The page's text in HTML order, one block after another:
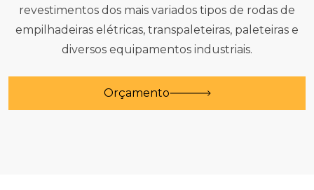
revestimentos dos mais variados tipos de rodas de
empilhadeiras elétricas, transpaleteiras, paleteiras e
diversos equipamentos industriais.
Orçamento